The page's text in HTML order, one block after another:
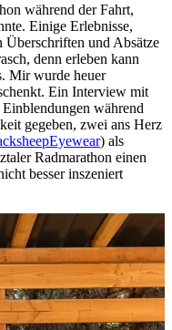
während der Fahrt,
Einige Erlebnisse,
Überschriften und Absätze
denn erleben kann
Mir wurde heuer
Ein Interview mit
während
gegeben, zwei ans Herz
) als
Radmarathon einen
besser inszeniert